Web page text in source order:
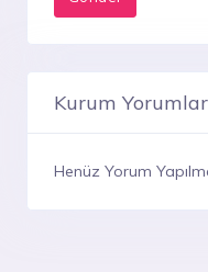
Kurum
Henüz Yorum